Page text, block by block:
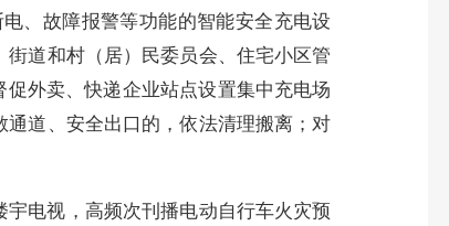
、故障报警等功能的智能安全充电设
道和村（居）民委员会、住宅小区管
外卖、快递企业站点设置集中充电场
道、安全出口的，依法清理搬离；对
电视，高频次刊播电动自行车火灾预